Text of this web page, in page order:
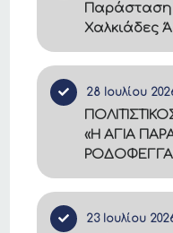
Παράσταση
Χαλκιάδες
28 Ιουλίου
«Η ΑΓΙΑ
23 Ιουλίου